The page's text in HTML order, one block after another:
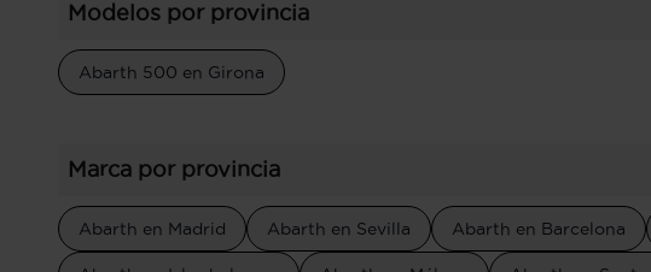
Modelos por provincia
Abarth 500 en Girona
Marca por provincia
Abarth en Madrid Abarth en Sevilla Abarth en Barcelona